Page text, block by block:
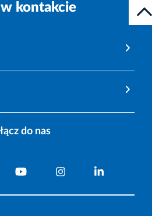
kontakcie
do nas